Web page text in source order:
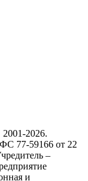
2026.
77-59166 от 22
–
и